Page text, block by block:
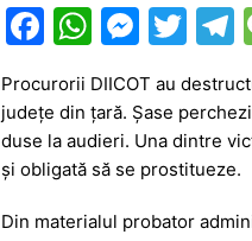
F
c
e
b
o
W
at
s
A
p
M
s
s
e
n
T
itt
er
a
Procurorii DIICOT au
județe din țară. Șase
duse la audieri. Una dintre
și obligată să se prostitueze.
Din materialul probator